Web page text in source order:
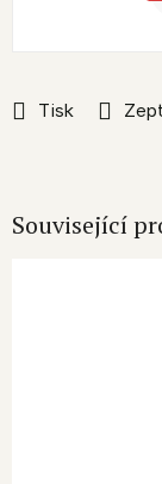
Tisk
Související